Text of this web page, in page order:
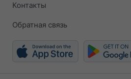
Контакты
Обратная связь